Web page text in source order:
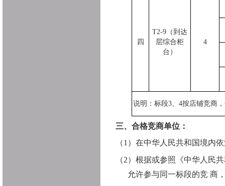
四
T2-9 （到达
层综合柜
台）
4
说明：标段3、4按店铺竞商
三、合格竞商单位：
（1） 在中华人民共和国境内
（2）根据或参照《中华人民
允许参与同一标段的竞 商